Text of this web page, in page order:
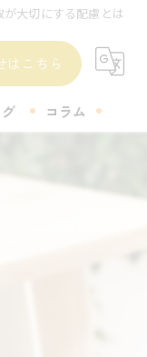
大切にする配慮とは
はこちら
コラム